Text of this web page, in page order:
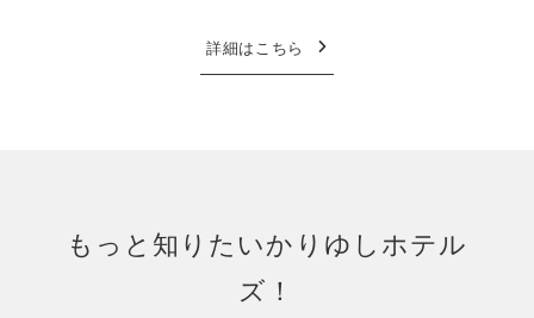
詳細はこちら
もっと知りたいかりゆしホテル
ズ！